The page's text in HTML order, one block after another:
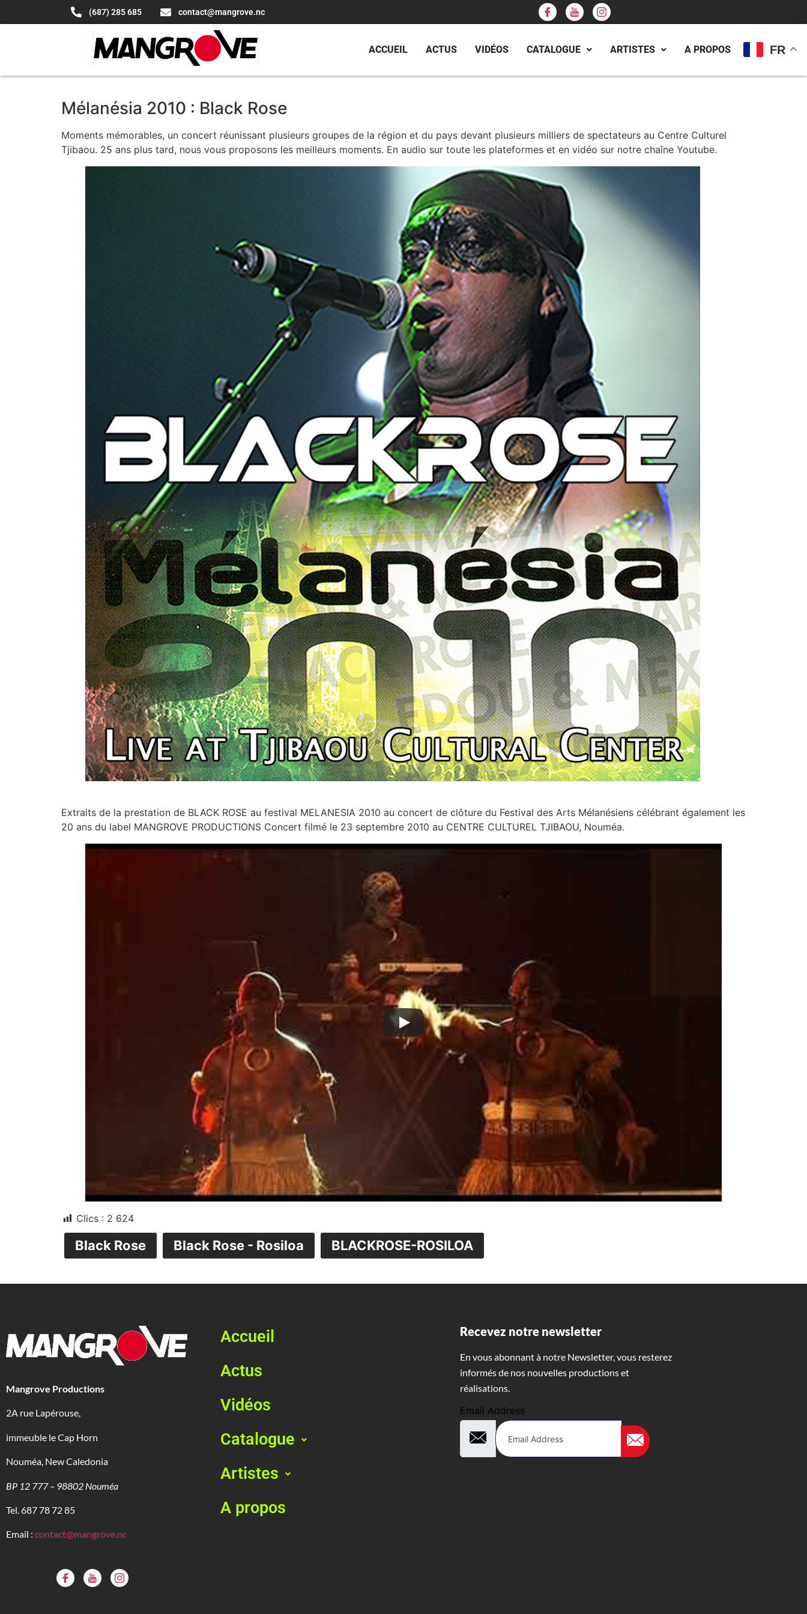
(687) 285 685 contact@mangrove.nc
ACCUEIL ACTUS VIDÉOS CATALOGUE ARTISTES A PROPOS
Mélanésia 2010 : Black Rose
Moments mémorables, un concert réunissant plusieurs groupes de la région et du pays devant plusieurs milliers de spectateurs au Centre Culturel
Tjibaou. 25 ans plus tard, nous vous proposons les meilleurs moments. En audio sur toute les plateformes et en vidéo sur notre chaîne Youtube.
Extraits de la prestation de BLACK ROSE au festival MELANESIA 2010 au concert de clôture du Festival des Arts Mélanésiens célébrant également les
20 ans du label MANGROVE PRODUCTIONS Concert filmé le 23 septembre 2010 au CENTRE CULTUREL TJIBAOU, Nouméa.
Clics : 2 624
Black Rose Black Rose - Rosiloa BLACKROSE-ROSILOA
Mangrove Productions
2A rue Lapérouse,
immeuble le Cap Horn
Nouméa, New Caledonia
BP 12 777 – 98802 Nouméa
Tel. 687 78 72 85
Email : contact@mangrove.nc
Accueil
Actus
Vidéos
Catalogue
Artistes
A propos
Recevez notre newsletter
En vous abonnant à notre Newsletter, vous resterez
informés de nos nouvelles productions et
réalisations.
Email Address
FR